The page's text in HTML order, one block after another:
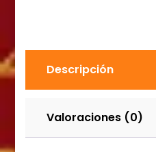
Descripción
Valoraciones (0)